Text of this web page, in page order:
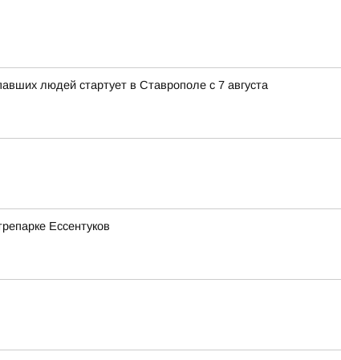
людей стартует в Ставрополе с 7 августа
Ессентуков